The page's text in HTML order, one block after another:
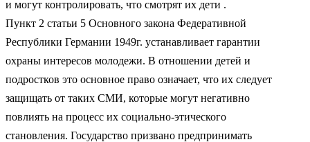
и могут контролировать, что смотрят их дети .
Пункт 2 статьи 5 Основного закона Федеративной
Республики Германии 1949г. устанавливает гарантии
охраны интересов молодежи. В отношении детей и
подростков это основное право означает, что их следует
защищать от таких СМИ, которые могут негативно
повлиять на процесс их социально-этического
становления. Государство призвано предпринимать